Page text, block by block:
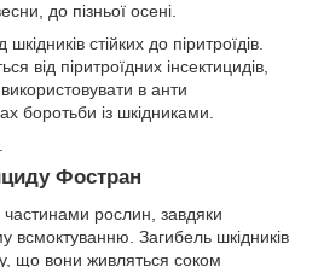
до пізньої осені.
стійких до піритроїдів.
від піритроїдних інсектицидів,
в анти
боротьби із шкідниками.
Фостран
частинами рослин, завдяки
всмоктуванню. Загибель шкідників
що вони живляться соком